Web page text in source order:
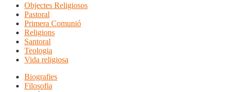
Objectes Religiosos
Pastoral
Primera Comunió
Religions
Santoral
Teologia
Vida religiosa
Biografies
Filosofia